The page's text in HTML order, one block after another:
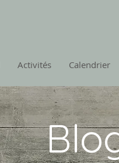
Activités Calendrier